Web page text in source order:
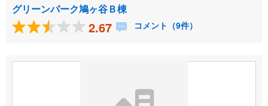
グリーンパーク鳩ヶ谷Ｂ棟
2.67 コメント（9件）